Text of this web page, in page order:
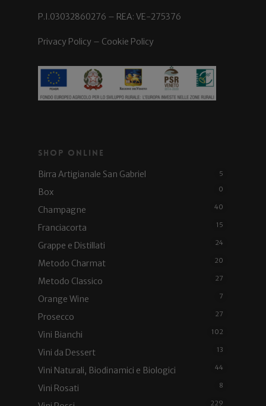
P.I.03032860276 – REA: VE-275376
Privacy Policy – Cookie Policy
Shop Online
Birra Artigianale San Gabriel
5
Box 0
Champagne 40
Franciacorta 15
Grappe e Distillati 24
Metodo Charmat 20
Metodo Classico 27
Orange Wine 7
Prosecco 27
Vini Bianchi 102
Vini da Dessert 13
Vini Naturali, Biodinamici e Biologici 44
Vini Rosati 8
229